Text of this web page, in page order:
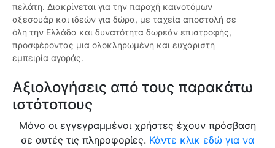
πελάτη. Διακρίνεται για την παροχή καινοτόμων
αξεσουάρ και ιδεών για δώρα, με ταχεία αποστολή σε
όλη την Ελλάδα και δυνατότητα δωρεάν επιστροφής,
προσφέροντας μια ολοκληρωμένη και ευχάριστη
εμπειρία αγοράς.
Αξιολογήσεις από τους παρακάτω
ιστότοπους
Μόνο οι εγγεγραμμένοι χρήστες έχουν πρόσβαση
σε αυτές τις πληροφορίες. Κάντε κλικ εδώ για να